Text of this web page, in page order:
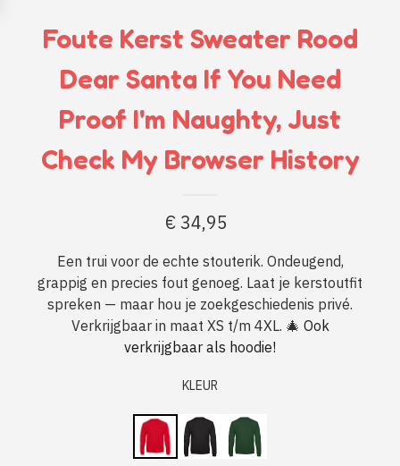
Foute Kerst Sweater Rood
Dear Santa If You Need
Proof I'm Naughty, Just
Check My Browser History
€34,95
Een trui voor de echte stouterik. Ondeugend,
grappig en precies fout genoeg. Laat je kerstoutfit
spreken — maar hou je zoekgeschiedenis privé.
Verkrijgbaar in maat XS t/m 4XL. 🎄 Ook
verkrijgbaar als hoodie!
KLEUR